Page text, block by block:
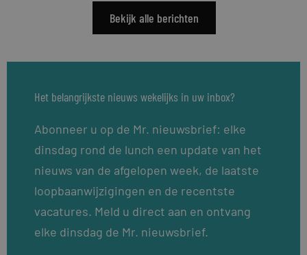
Bekijk alle berichten
Het belangrijkste nieuws wekelijks in uw inbox?
Abonneer u op de Mr. nieuwsbrief: elke
dinsdag rond de lunch een update van het
nieuws van de afgelopen week, de laatste
loopbaanwijzigingen en de recentste
vacatures. Meld u direct aan en ontvang
elke dinsdag de Mr. nieuwsbrief.